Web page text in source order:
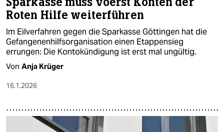
Roten Hilfe weiterführen
Im Eilverfahren gegen die Sparkasse Göttingen hat die
Gefangenenhilfsorganisation einen Etappensieg
errungen: Die Kontokündigung ist erst mal ungültig.
Von Anja Krüger
16.1.2026